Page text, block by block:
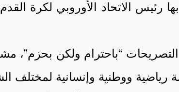
رئيس الاتحاد الأوروبي لكرة
“باحترام ولكن بحزم”،
رياضية ووطنية وإنسانية لمختلف